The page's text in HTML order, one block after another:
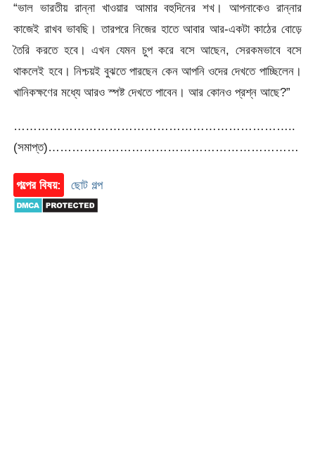
“ভাল ভারতীয় রান্না খাওয়ার আমার বহুদিনের শখ। আপনাকেও রান্নার
কাজেই রাখব ভাবছি। তারপরে নিজের হাতে আবার আর-একটা কাঠের বোড়ে
তৈরি করতে হবে। এখন যেমন চুপ করে বসে আছেন, সেরকমভাবে বসে
থাকলেই হবে। নিশ্চয়ই বুঝতে পারছেন কেন আপনি ওদের দেখতে পাচ্ছিলেন।
খানিকক্ষণের মধ্যে আরও স্পষ্ট দেখতে পাবেন। আর কোনও প্রশ্ন আছে?”
……………………………………………………………..
(সমাপ্ত)………………………………………………………
গল্পের বিষয়: ছোট গল্প